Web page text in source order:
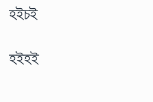
হইচই
হইহই